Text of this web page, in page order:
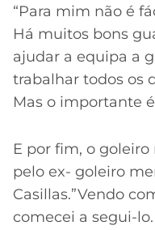
“Para mim não é
Há muitos bons
ajudar a equipa a
trabalhar todos os
Mas o importante
E por fim, o
pelo ex- goleiro
Casillas.”Vendo
comecei a segui-